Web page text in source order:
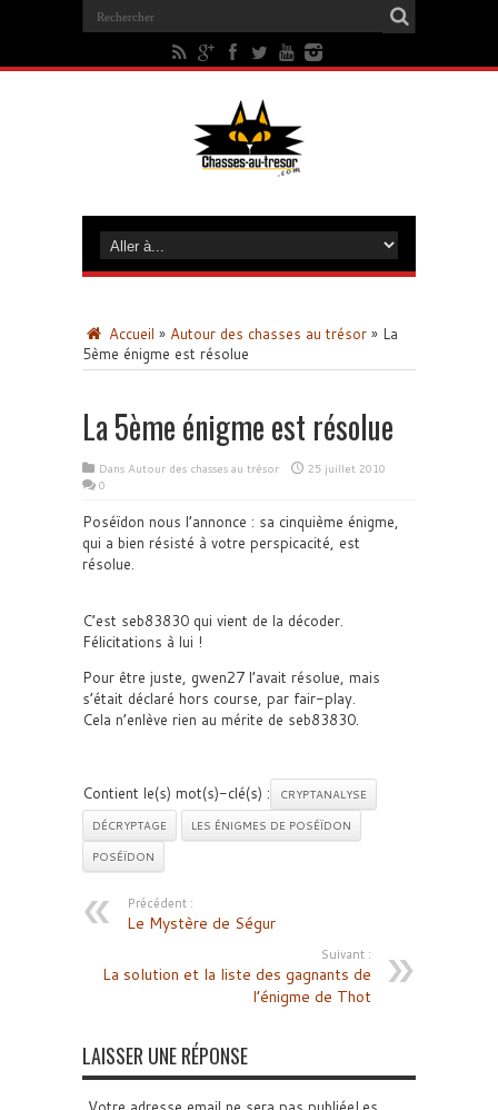
Accueil » Autour des chasses au trésor » La
5ème énigme est résolue
La 5ème énigme est résolue
Dans Autour des chasses au trésor
25 juillet 2010
0
Poséïdon nous l’annonce : sa cinquième énigme,
qui a bien résisté à votre perspicacité, est
résolue.
C’est seb83830 qui vient de la décoder.
Félicitations à lui !
Pour être juste, gwen27 l’avait résolue, mais
s’était déclaré hors course, par fair-play.
Cela n’enlève rien au mérite de seb83830.
Contient le(s) mot(s)-clé(s) :
CRYPTANALYSE
DÉCRYPTAGE
LES ÉNIGMES DE POSÉÏDON
POSÉÏDON
Précédent :
Le Mystère de Ségur
Suivant :
La solution et la liste des gagnants de
l’énigme de Thot
LAISSER UNE RÉPONSE